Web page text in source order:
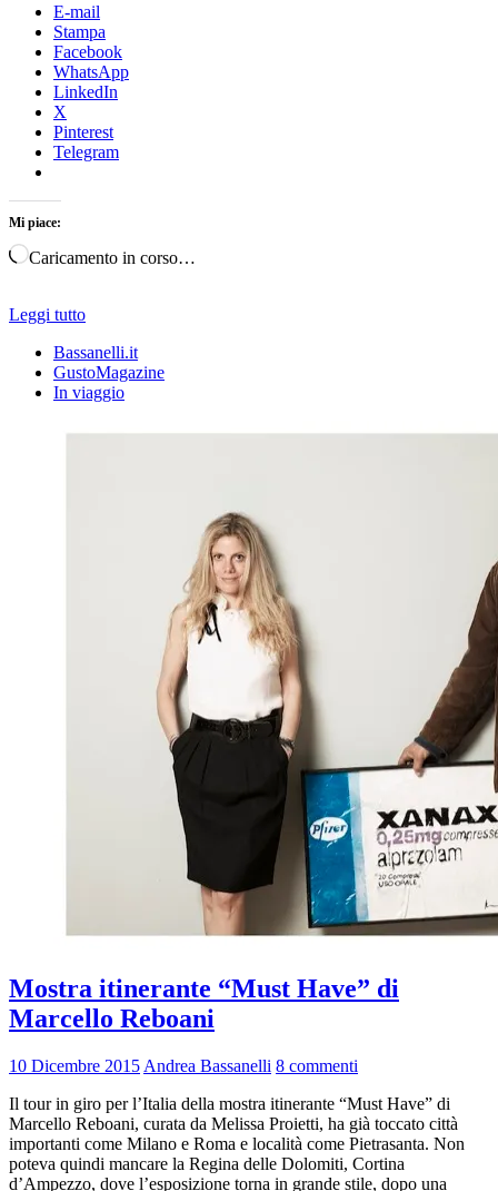
E-mail
Stampa
Facebook
WhatsApp
LinkedIn
X
Pinterest
Telegram
Mi piace:
Caricamento in corso…
Leggi tutto
Bassanelli.it
GustoMagazine
In viaggio
Mostra itinerante “Must Have” di
Marcello Reboani
10 Dicembre 2015 Andrea Bassanelli 8 commenti
Il tour in giro per l’Italia della mostra itinerante “Must Have” di
Marcello Reboani, curata da Melissa Proietti, ha già toccato città
importanti come Milano e Roma e località come Pietrasanta. Non
poteva quindi mancare la Regina delle Dolomiti, Cortina
d’Ampezzo, dove l’esposizione torna in grande stile, dopo una